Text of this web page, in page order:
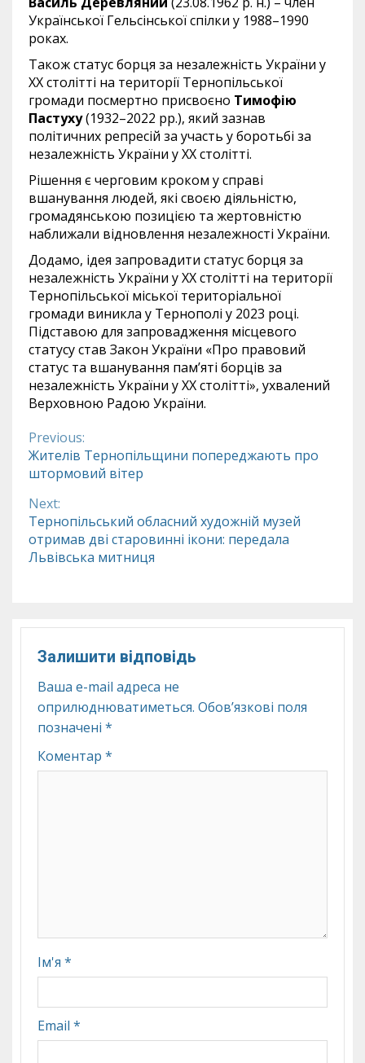
Української Гельсінської спілки у 1988–1990
роках.
Також статус борця за незалежність України у
ХХ столітті на території Тернопільської
громади посмертно присвоєно Тимофію
Пастуху(1932–2022 рр.), який зазнав
політичних репресій за участь у боротьбі за
незалежність України у ХХ столітті.
Рішення є черговим кроком у справі
вшанування людей, які своєю діяльністю,
громадянською позицією та жертовністю
наближали відновлення незалежності України.
Додамо, ідея запровадити статус борця за
незалежність України у XX столітті на території
Тернопільської міської територіальної
громади виникла у Тернополі у 2023 році.
Підставою для запровадження місцевого
статусу став Закон України «Про правовий
статус та вшанування пам’яті борців за
незалежність України у XX столітті», ухвалений
Верховною Радою України.
Continue
Reading
Previous:
Жителів Тернопільщини попереджають про
штормовий вітер
Next:
Тернопільський обласний художній музей
отримав дві старовинні ікони: передала
Львівська митниця
Залишити відповідь
Ваша e-mail адреса не
оприлюднюватиметься. Обов’язкові поля
позначені *
Коментар *
Ім'я *
Email *